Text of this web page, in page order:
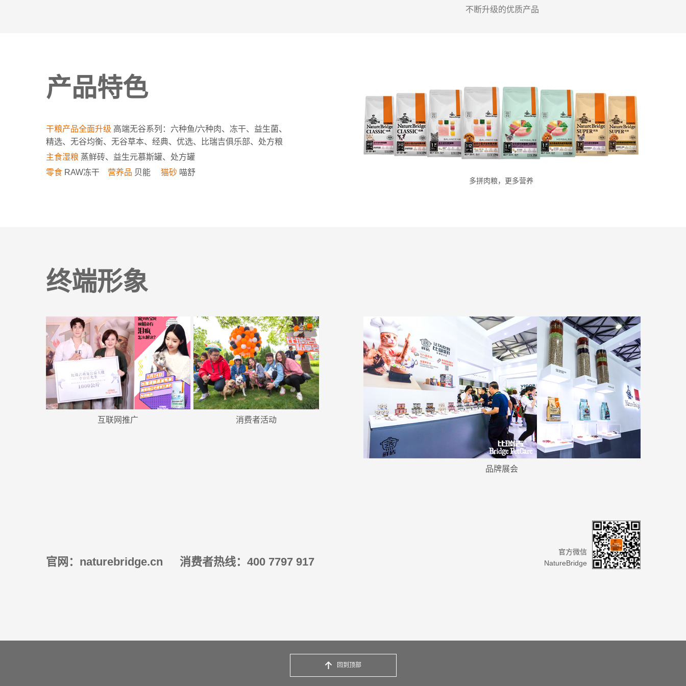
不断升级的优质产品
产品特色
干粮产品全面升级 高端无谷系列：六种鱼/六种肉、冻干、益生菌、
精选、无谷均衡、无谷草本、经典、优选、比瑞吉俱乐部、处方粮
主食湿粮 蒸鲜砖、益生元慕斯罐、处方罐
零食 RAW冻干 营养品 贝能 猫砂喵舒
多拼肉粮，更多营养
终端形象
互联网推广 消费者活动
品牌展会
官网：naturebridge.cn 消费者热线：400 7797 917
官方微信
NatureBridge
回到顶部